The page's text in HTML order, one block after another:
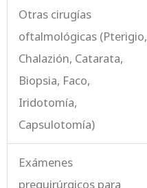
Otras cirugías
oftalmológicas (Pterigio,
Chalazión, Catarata,
Biopsia, Faco,
Iridotomía,
Capsulotomía)
Exámenes
prequirúrgicos para